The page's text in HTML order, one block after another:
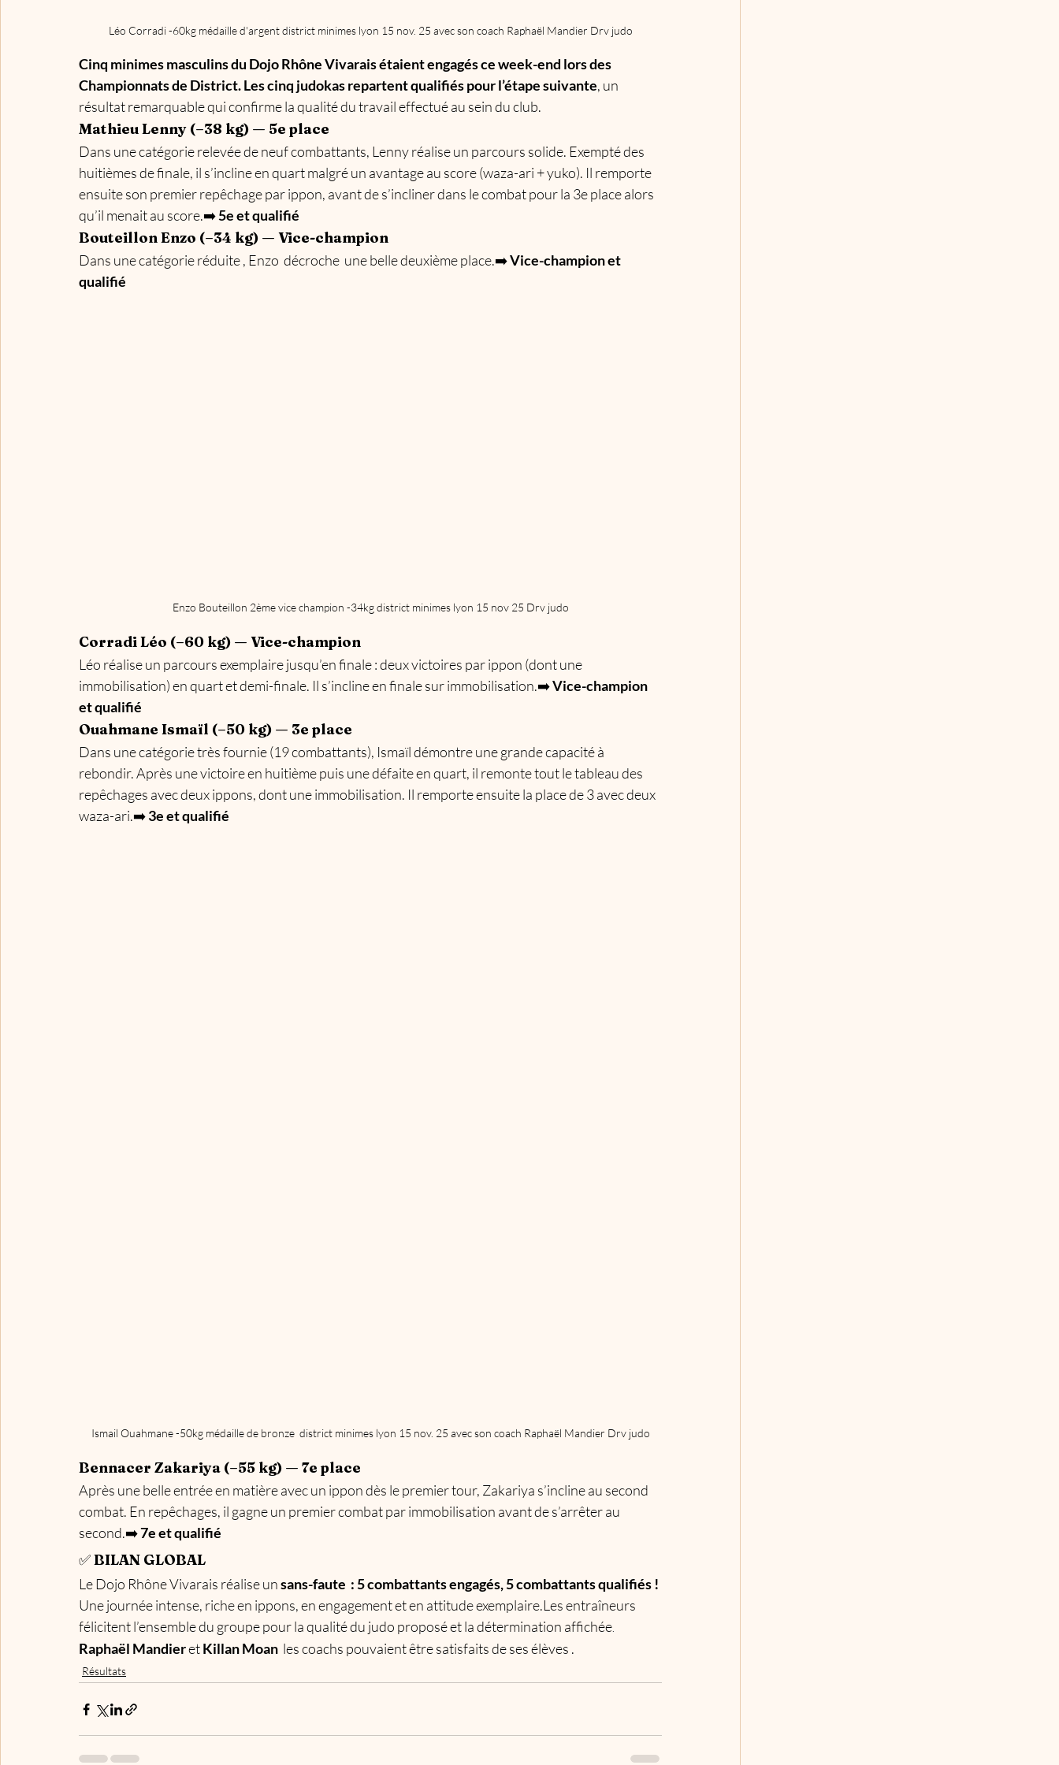
Léo Corradi -60kg médaille d'argent district minimes lyon 15 nov. 25 avec son coach Raphaël Mandier Drv judo
Cinq minimes masculins du Dojo Rhône Vivarais étaient engagés ce week-end lors des
Championnats de District. Les cinq judokas repartent qualifiés pour l’étape suivante, un
résultat remarquable qui confirme la qualité du travail effectué au sein du club.
Mathieu Lenny (–38 kg) — 5e place
Dans une catégorie relevée de neuf combattants, Lenny réalise un parcours solide. Exempté des
huitièmes de finale, il s’incline en quart malgré un avantage au score (waza-ari + yuko). Il remporte
ensuite son premier repêchage par ippon, avant de s’incliner dans le combat pour la 3e place alors
qu’il menait au score.➡️ 5e et qualifié
Bouteillon Enzo (–34 kg) — Vice-champion
Dans une catégorie réduite , Enzo  décroche  une belle deuxième place.➡️ Vice-champion et
qualifié
Enzo Bouteillon 2ème vice champion -34kg district minimes lyon 15 nov 25 Drv judo
Corradi Léo (–60 kg) — Vice-champion
Léo réalise un parcours exemplaire jusqu’en finale : deux victoires par ippon (dont une
immobilisation) en quart et demi-finale. Il s’incline en finale sur immobilisation.➡️ Vice-champion
et qualifié
Ouahmane Ismaïl (–50 kg) — 3e place
Dans une catégorie très fournie (19 combattants), Ismaïl démontre une grande capacité à
rebondir. Après une victoire en huitième puis une défaite en quart, il remonte tout le tableau des
repêchages avec deux ippons, dont une immobilisation. Il remporte ensuite la place de 3 avec deux
waza-ari.➡️ 3e et qualifié
Ismail Ouahmane -50kg médaille de bronze  district minimes lyon 15 nov. 25 avec son coach Raphaël Mandier Drv judo
Bennacer Zakariya (–55 kg) — 7e place
Après une belle entrée en matière avec un ippon dès le premier tour, Zakariya s’incline au second
combat. En repêchages, il gagne un premier combat par immobilisation avant de s’arrêter au
second.➡️ 7e et qualifié
✅ BILAN GLOBAL
Le Dojo Rhône Vivarais réalise un sans-faute  : 5 combattants engagés, 5 combattants qualifiés !
Une journée intense, riche en ippons, en engagement et en attitude exemplaire.Les entraîneurs
félicitent l’ensemble du groupe pour la qualité du judo proposé et la détermination affichée
Raphaël Mandier et Killan Moan les coachs pouvaient être satisfaits de ses élèves .
Résultats